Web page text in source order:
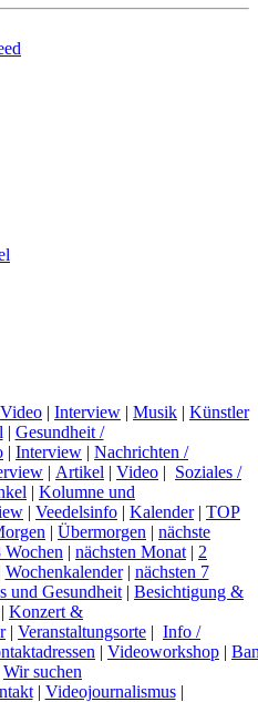
Video | Interview | Musik | Künstler
| Gesundheit /
| Interview | Nachrichten /
| Artikel | Video | Soziales /
| Kolumne und
| Veedelsinfo | Kalender| TOP
| Übermorgen | nächste
Wochen | nächsten Monat | 2
Wochenkalender| nächsten 7
und Gesundheit | Besichtigung &
| Konzert &
| Veranstaltungsorte | Info /
| Videoworkshop |
Wir suchen
| Videojournalismus|